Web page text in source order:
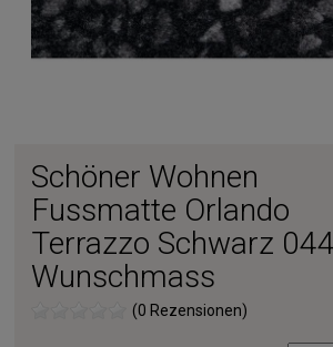
Schöner Wohnen
Fussmatte Orlando
Terrazzo Schwarz
Wunschmass
(0 Rezensionen)